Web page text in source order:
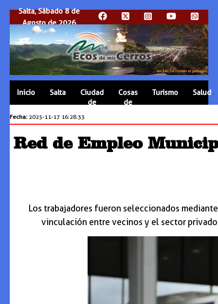
Salta, Sábado 8 de
Agosto de 2026
Inicio Salta
Ciudad
de
Cosas
de
Turismo Salud
Fecha: 2025-11-17 16:28:33
Red de Empleo
Los trabajadores fueron seleccionados
vinculación entre vecinos y el sector